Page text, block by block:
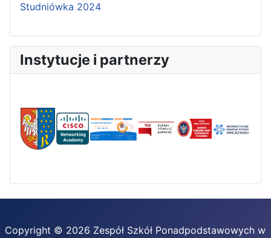
Studniówka 2024
Instytucje i partnerzy
Copyright © 2026 Zespół Szkół Ponadpodstawowych w